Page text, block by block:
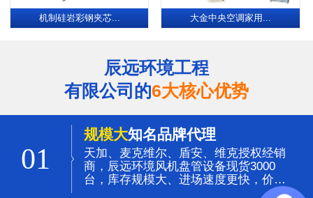
机制硅岩彩钢夹芯... 大金中央空调家用...
辰远环境工程
有限公司的6大核心优势
01
规模大知名品牌代理
天加、麦克维尔、盾安、维克授权经销
商，辰远环境风机盘管设备现货3000
台，库存规模大、进场速度更快，价格